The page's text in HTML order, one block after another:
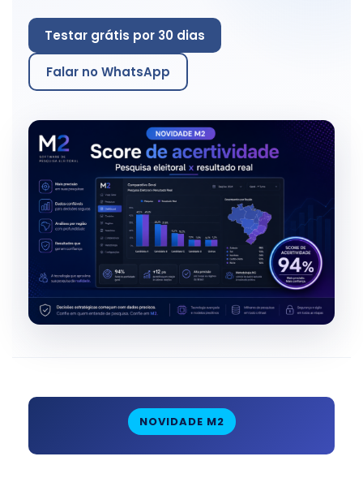
Testar grátis por 30 dias
Falar no WhatsApp
NOVIDADE M2